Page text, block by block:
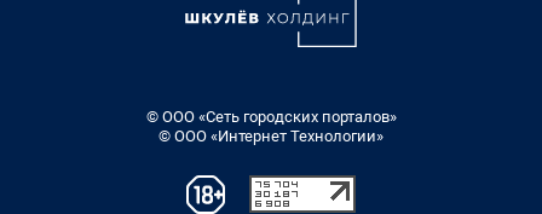
© ООО «Сеть городских порталов»
© ООО «Интернет Технологии»